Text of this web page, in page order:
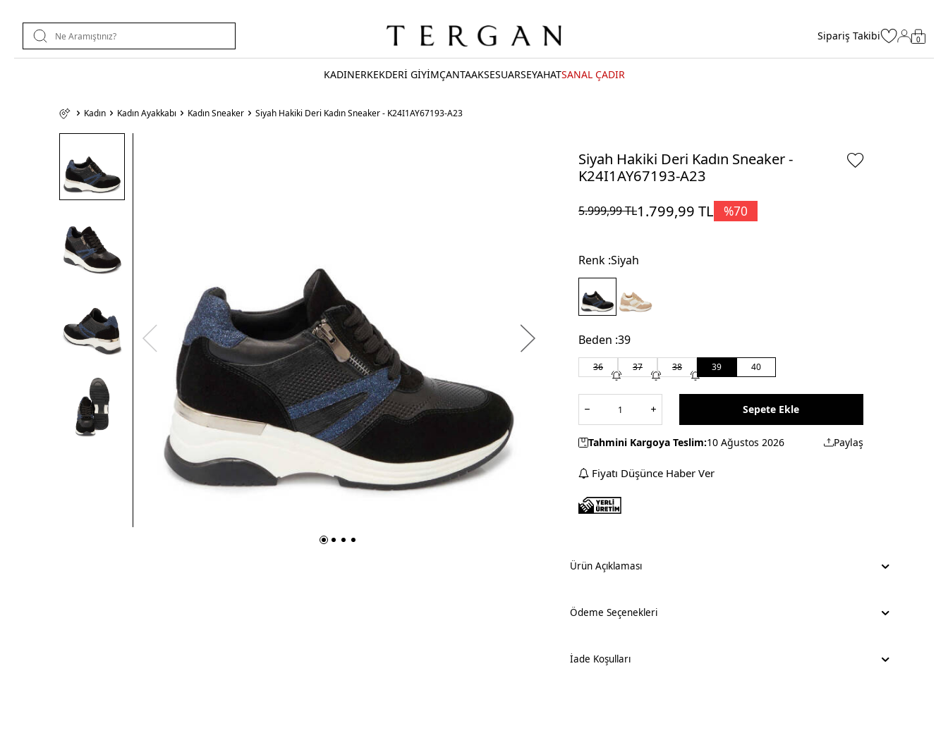
Sipariş Takibi 0
KADINERKEKDERİ GİYİMÇANTAAKSESUARSEYAHATSANAL ÇADIR
Kadın Kadın Ayakkabı Kadın Sneaker Siyah Hakiki Deri Kadın Sneaker - K24I1AY67193-A23
Siyah Hakiki Deri Kadın Sneaker -
K24I1AY67193-A23
5.999,99TL1.799,99 TL %70
Renk :Siyah
Beden :39
36 37 38 39 40
Sepete Ekle
Tahmini Kargoya Teslim:10 Ağustos 2026 Paylaş
Fiyatı Düşünce Haber Ver
Ürün Açıklaması
Ödeme Seçenekleri
İade Koşulları